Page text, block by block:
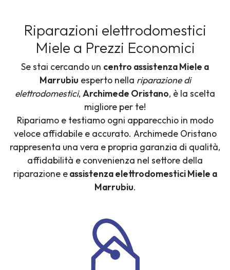
Riparazioni elettrodomestici
Miele a Prezzi Economici
Se stai cercando un centro assistenza Miele a
Marrubiu esperto nella riparazione di
elettrodomestici, Archimede Oristano, è la scelta
migliore per te!
Ripariamo e testiamo ogni apparecchio in modo
veloce affidabile e accurato. Archimede Oristano
rappresenta una vera e propria garanzia di qualità,
affidabilità e convenienza nel settore della
riparazione eassistenza elettrodomestici Miele a
Marrubiu.